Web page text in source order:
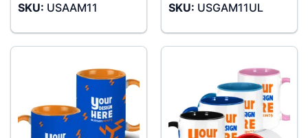
SKU: USAAM11
SKU: USGAM11UL